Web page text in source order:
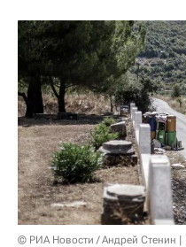
© РИА Новости / Андрей Стенин